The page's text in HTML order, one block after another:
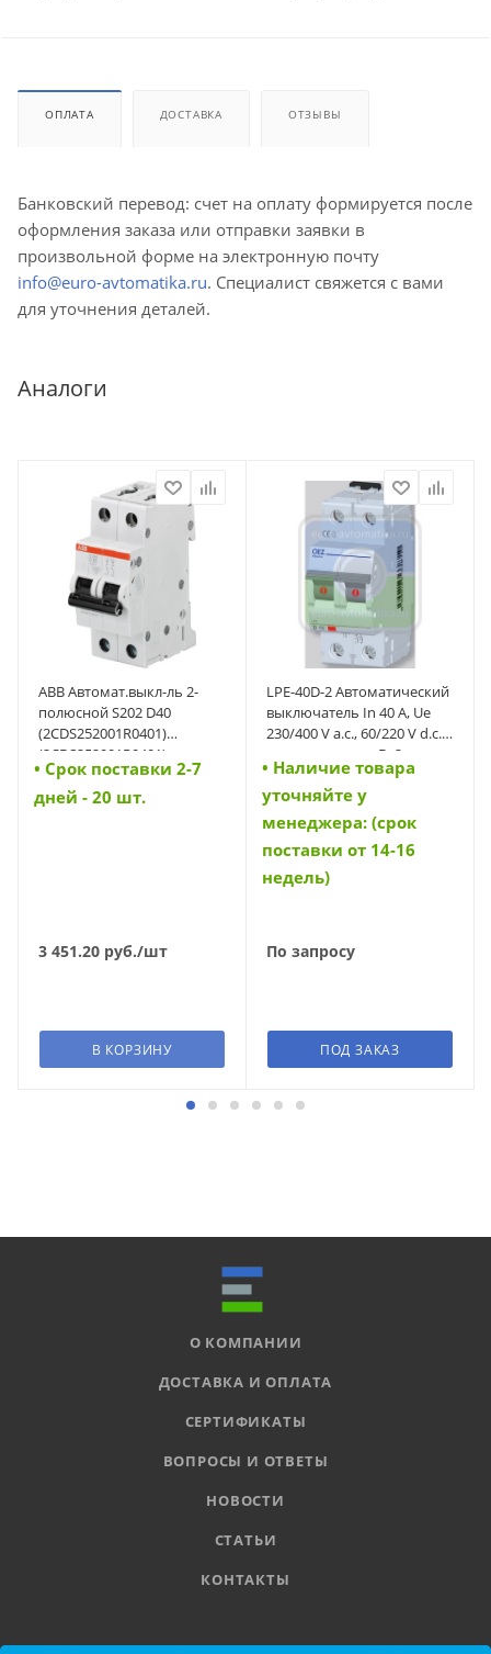
ОПЛАТА ДОСТАВКА ОТЗЫВЫ
Банковский перевод: счет на оплату формируется после
оформления заказа или отправки заявки в
произвольной форме на электронную почту
info@euro-avtomatika.ru. Специалист свяжется с вами
для уточнения деталей.
Аналоги
ABB Автомат.выкл-ль 2-
полюсной S202 D40
(2CDS252001R0401)
(2CDS252001R0401)
• Cрок поставки 2-7
дней - 20 шт.
3 451.20 руб./шт
В КОРЗИНУ
LPE-40D-2 Автоматический
выключатель In 40 A, Ue
230/400 V a.c., 60/220 V d.c.,
характеристика D, 2-полюс,
Icn 6 kA (34707)
• Наличие товара
уточняйте у
менеджера: (срок
поставки от 14-16
недель)
По запросу
ПОД ЗАКАЗ
О КОМПАНИИ
ДОСТАВКА И ОПЛАТА
СЕРТИФИКАТЫ
ВОПРОСЫ И ОТВЕТЫ
НОВОСТИ
СТАТЬИ
КОНТАКТЫ